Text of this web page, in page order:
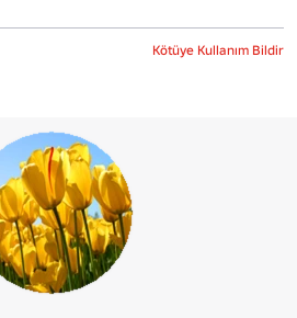
Kötüye Kullanım Bildir